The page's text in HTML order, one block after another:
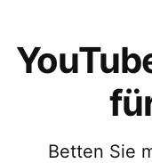
Betten Sie